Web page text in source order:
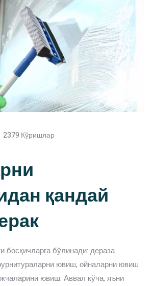
2379 Кўришлар
қандай
босқичларга бўлинади: дераза
ювиш, ойналарни ювиш
ювиш. Аввал кўча, яъни